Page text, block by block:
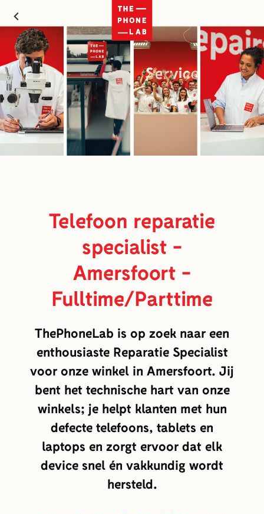
Telefoon reparatie
specialist -
Amersfoort -
Fulltime/Parttime
ThePhoneLab is op zoek naar een
enthousiaste Reparatie Specialist
voor onze winkel in Amersfoort. Jij
bent het technische hart van onze
winkels; je helpt klanten met hun
defecte telefoons, tablets en
laptops en zorgt ervoor dat elk
device snel én vakkundig wordt
hersteld.